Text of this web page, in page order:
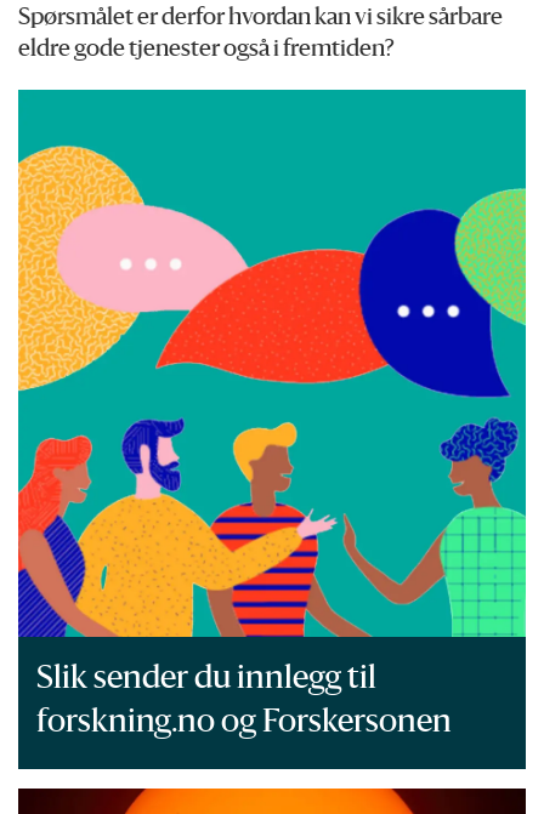
Spørsmålet er derfor hvordan kan vi sikre sårbare
eldre gode tjenester også i fremtiden?
Slik sender du innlegg til
forskning.no og Forskersonen